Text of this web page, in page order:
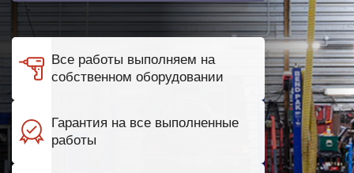
Все работы выполняем на
собственном оборудовании
Гарантия на все выполненные
работы